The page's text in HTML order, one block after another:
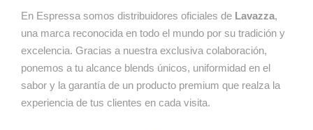
En Espressa somos distribuidores oficiales de Lavazza,
una marca reconocida en todo el mundo por su tradición y
excelencia. Gracias a nuestra exclusiva colaboración,
ponemos a tu alcance blends únicos, uniformidad en el
sabor y la garantía de un producto premium que realza la
experiencia de tus clientes en cada visita.